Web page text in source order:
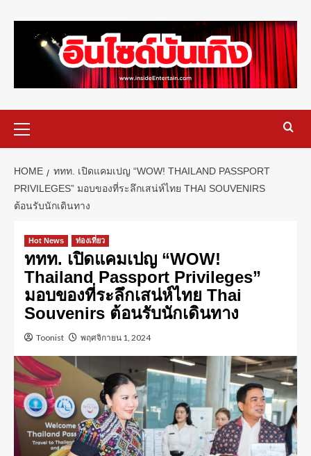
HOME
ททท. เปิดแคมเปญ “WOW! THAILAND PASSPORT
PRIVILEGES” มอบของที่ระลึกเสน่ห์ไทย THAI SOUVENIRS
ต้อนรับนักเดินทาง
Hot News ท่องเที่ยว
ททท. เปิดแคมเปญ “WOW!
Thailand Passport Privileges”
มอบของที่ระลึกเสน่ห์ไทย Thai
Souvenirs ต้อนรับนักเดินทาง
Toonist พฤศจิกายน 1, 2024